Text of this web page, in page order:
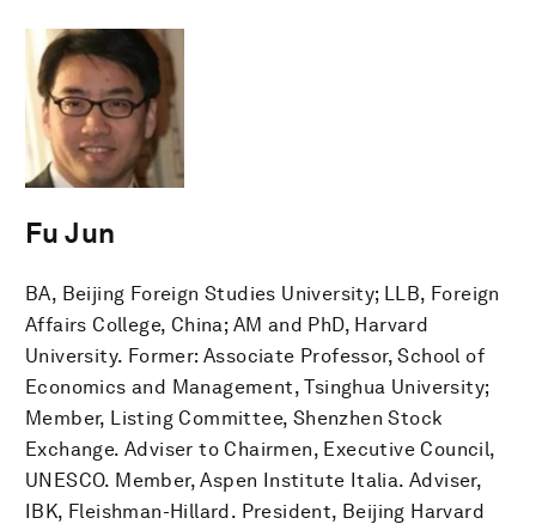
Fu Jun
BA, Beijing Foreign Studies University; LLB, Foreign
Affairs College, China; AM and PhD, Harvard
University. Former: Associate Professor, School of
Economics and Management, Tsinghua University;
Member, Listing Committee, Shenzhen Stock
Exchange. Adviser to Chairmen, Executive Council,
UNESCO. Member, Aspen Institute Italia. Adviser,
IBK, Fleishman-Hillard. President, Beijing Harvard